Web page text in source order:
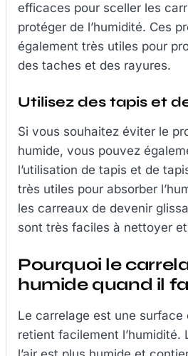
efficaces pour sceller les
protéger de l’humidité. Ces
également très utiles pour
des taches et des rayures.
Utilisez des tapis et
Si vous souhaitez éviter le
humide, vous pouvez
l’utilisation de tapis et de
très utiles pour absorber
les carreaux de devenir
sont très faciles à nettoyer
Pourquoi le
humide quand il
Le carrelage est une surface
retient facilement l’humidité.